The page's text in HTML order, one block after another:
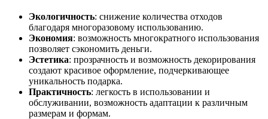
Экологичность: снижение количества отходов
благодаря многоразовому использованию.
Экономия: возможность многократного использования
позволяет сэкономить деньги.
Эстетика: прозрачность и возможность декорирования
создают красивое оформление, подчеркивающее
уникальность подарка.
Практичность: легкость в использовании и
обслуживании, возможность адаптации к различным
размерам и формам.